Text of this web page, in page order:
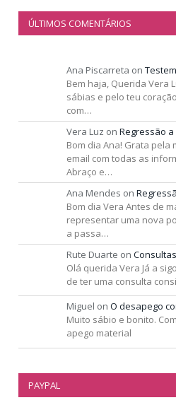
ÚLTIMOS COMENTÁRIOS
Ana Piscarreta on
Bem haja, Querida Vera
sábias e pelo teu
com…
Vera Luz on Regressão
Bom dia Ana! Grata pela
email com todas as
Abraço e…
Ana Mendes on
Bom dia Vera Antes de
representar uma nova
a passa…
Rute Duarte on Consultas
Olá querida Vera Já a
de ter uma consulta
Miguel on O desapego
Muito sábio e bonito.
apego material
PAYPAL